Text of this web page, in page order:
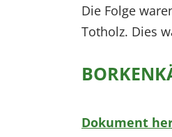
Die Folge
Totholz. Dies
Dokument